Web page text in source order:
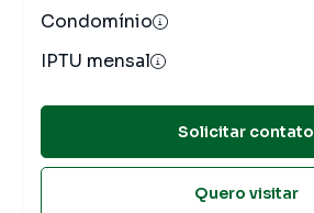
Condomínio
IPTU mensal
Solicitar contato
Quero visitar